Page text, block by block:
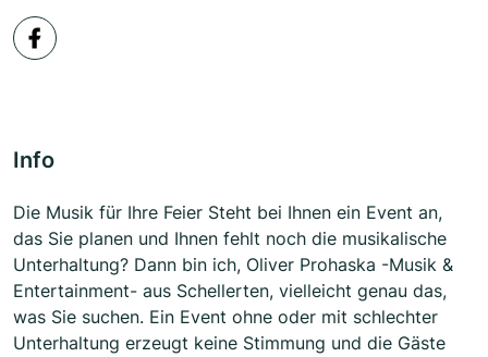
Info
Die Musik für Ihre Feier Steht bei Ihnen ein Event an,
das Sie planen und Ihnen fehlt noch die musikalische
Unterhaltung? Dann bin ich, Oliver Prohaska -Musik &
Entertainment- aus Schellerten, vielleicht genau das,
was Sie suchen. Ein Event ohne oder mit schlechter
Unterhaltung erzeugt keine Stimmung und die Gäste